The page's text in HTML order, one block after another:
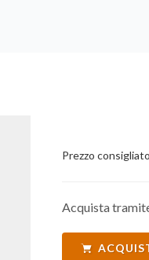
Prezzo
Acquista